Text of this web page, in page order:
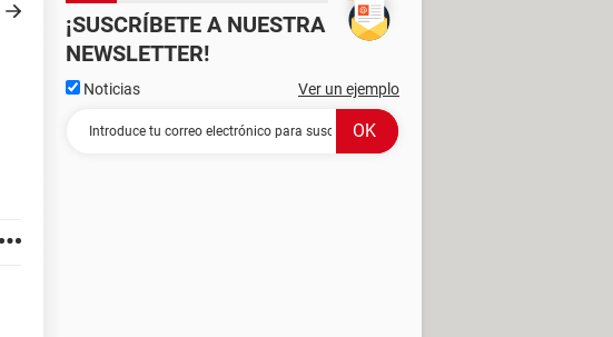
¡SUSCRÍBETE A NUESTRA
NEWSLETTER!
Noticias Ver un ejemplo